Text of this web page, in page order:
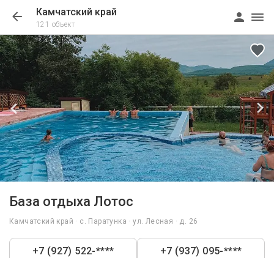
Камчатский край
121 объект
База отдыха Лотос
Камчатский край · с. Паратунка · ул. Лесная · д. 26
+7 (927) 522-**** +7 (937) 095-****